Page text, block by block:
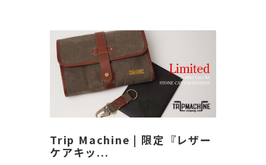
Trip Machine | 限定『レザー
ケアキッ...